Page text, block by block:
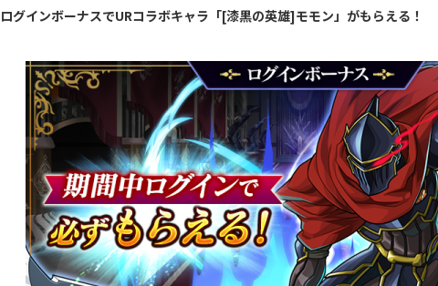
ログインボーナスでURコラボキャラ「[漆黒の英雄]モモン」がもらえる！